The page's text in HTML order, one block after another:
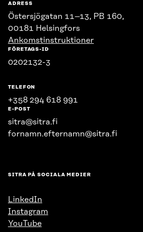
ADRESS
Östersjögatan 11–13, PB 160,
00181 Helsingfors
Ankomstinstruktioner
FÖRETAGS-ID
0202132-3
TELEFON
+358 294 618 991
E-POST
sitra@sitra.fi
fornamn.efternamn@sitra.fi
SITRA PÅ SOCIALA MEDIER
LinkedIn
Instagram
YouTube